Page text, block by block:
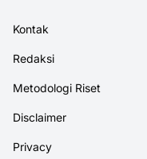
Kontak
Redaksi
Metodologi Riset
Disclaimer
Privacy